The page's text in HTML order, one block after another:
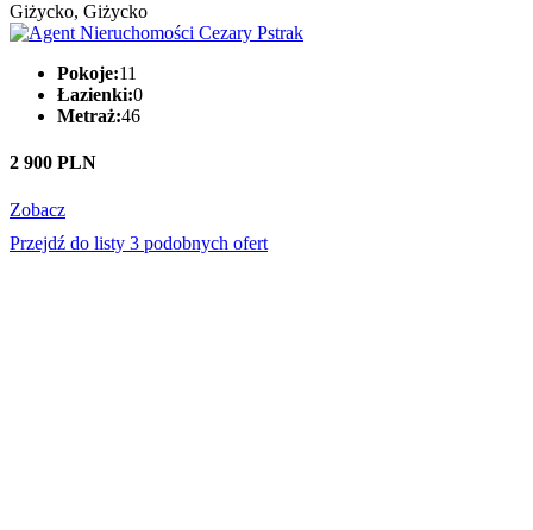
Giżycko, Giżycko
Pokoje:11
Łazienki:0
Metraż:46
2 900 PLN
Zobacz
Przejdź do listy 3 podobnych ofert